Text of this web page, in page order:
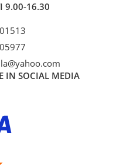
9.00-16.30
IN SOCIAL MEDIA